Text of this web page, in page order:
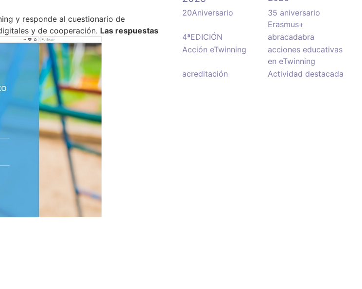
y responde al cuestionario de
y de cooperación. Las respuestas
20Aniversario
35 aniversario
Erasmus+
4ªEDICIÓN
abracadabra
Acción eTwinning
acciones educativas
en eTwinning
acreditación
Actividad destacada